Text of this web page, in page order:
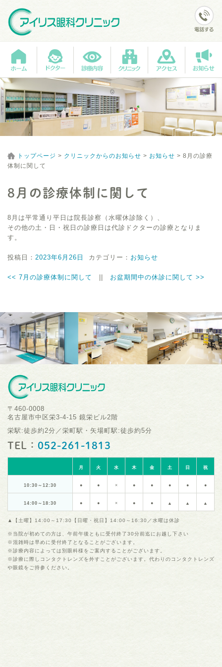
トップページ > クリニックからのお知らせ > お知らせ > 8月の診療
体制に関して
8月の診療体制に関して
8月は平常通り平日は院長診察（水曜休診除く）、
その他の土・日・祝日の診療日は代診ドクターの診療となりま
す。
投稿日： 2023年6月26日 カテゴリー： お知らせ
<< 7月の診療体制に関して お盆期間中の休診に関して >>
〒460-0008
名古屋市中区栄3-4-15 鏡栄ビル2階
栄駅:徒歩約2分／栄町駅・矢場町駅:徒歩約5分
TEL： 052-261-1813
月 火 水 木 金 土 日 祝
10:30～12:30 ● ● × ● ● ● ● ●
14:00～18:30 ● ● × ● ● ▲ ▲ ▲
▲【土曜】14:00～17:30【日曜・祝日】14:00～16:30／水曜は休診
※当院が初めての方は、午前午後ともに受付終了30分前迄にお越し下さい
※混雑時は早めに受付終了となることがございます。
※診療内容によっては別眼科様をご案内することがございます。
※診療に際しコンタクトレンズを外すことがございます。代わりのコンタクトレンズ
や眼鏡をご持参ください。